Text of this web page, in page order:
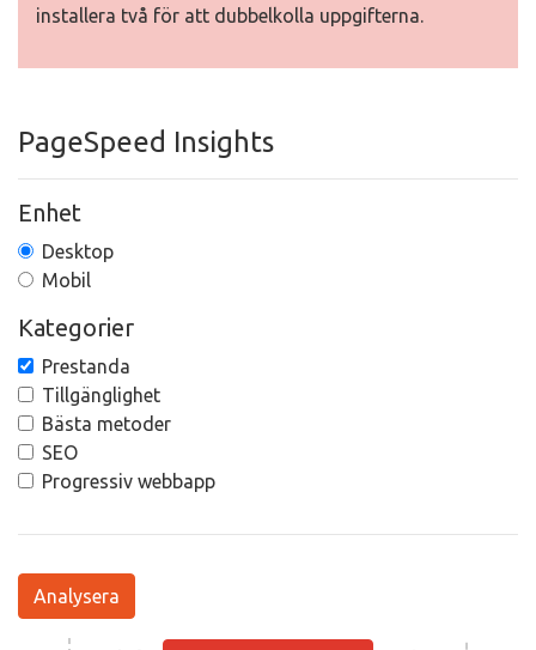
installera två för att dubbelkolla uppgifterna.
PageSpeed Insights
Enhet
Desktop
Mobil
Kategorier
Prestanda
Tillgänglighet
Bästa metoder
SEO
Progressiv webbapp
Analysera